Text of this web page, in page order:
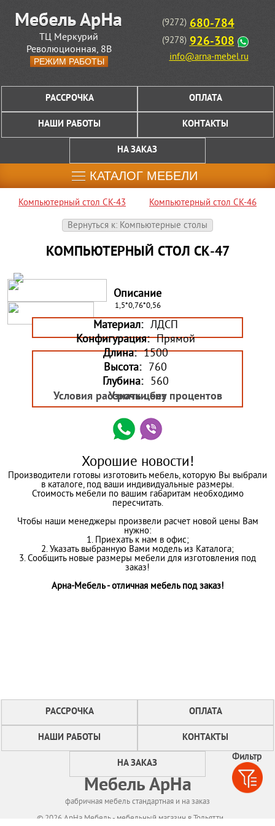
Фильтр
ТЦ Меркурий
Революционная, 8В
РЕЖИМ РАБОТЫ
(9272) 680-784
(9278) 926-308
info@arna-mebel.ru
РАССРОЧКА ОПЛАТА
НАШИ РАБОТЫ КОНТАКТЫ
НА ЗАКАЗ
КАТАЛОГ МЕБЕЛИ
Компьютерный стол СК-43
Компьютерный стол СК-46
Вернуться к: Компьютерные столы
КОМПЬЮТЕРНЫЙ СТОЛ СК-47
Описание
1,5*0,76*0,56
Материал: ЛДСП
Конфигурация: Прямой
Длина: 1500
Высота: 760
Глубина: 560
Узнать цену
Условия рассрочки без процентов
Хорошие новости!
Производители готовы изготовить мебель, которую Вы выбрали
в каталоге, под ваши индивидуальные размеры.
Стоимость мебели по вашим габаритам необходимо
пересчитать.
Чтобы наши менеджеры произвели расчет новой цены Вам
нужно:
1. Приехать к нам в офис;
2. Указать выбранную Вами модель из Каталога;
3. Сообщить новые размеры мебели для изготовления под
заказ!
Арна-Мебель - отличная мебель под заказ!
РАССРОЧКА ОПЛАТА
НАШИ РАБОТЫ КОНТАКТЫ
НА ЗАКАЗ
Мебель АрНа
фабричная мебель стандартная и на заказ
© 2026 АрНа Мебель - мебельный магазин в Тольятти